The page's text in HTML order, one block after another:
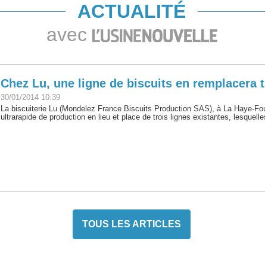
ACTUALITÉ
avec
Chez Lu, une ligne de biscuits en remplacera
30/01/2014 10:39
La biscuiterie Lu (Mondelez France Biscuits Production SAS), à La Haye-
ultrarapide de production en lieu et place de trois lignes existantes,
TOUS LES ARTICLES